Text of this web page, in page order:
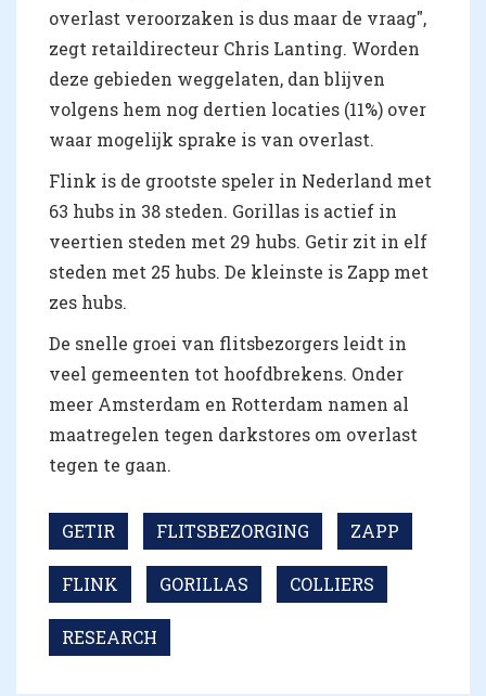
overlast veroorzaken is dus maar de vraag",
zegt retaildirecteur Chris Lanting. Worden
deze gebieden weggelaten, dan blijven
volgens hem nog dertien locaties (11%) over
waar mogelijk sprake is van overlast.
Flink is de grootste speler in Nederland met
63 hubs in 38 steden. Gorillas is actief in
veertien steden met 29 hubs. Getir zit in elf
steden met 25 hubs. De kleinste is Zapp met
zes hubs.
De snelle groei van flitsbezorgers leidt in
veel gemeenten tot hoofdbrekens. Onder
meer Amsterdam en Rotterdam namen al
maatregelen tegen darkstores om overlast
tegen te gaan.
GETIR FLITSBEZORGING ZAPP
FLINK GORILLAS COLLIERS
RESEARCH